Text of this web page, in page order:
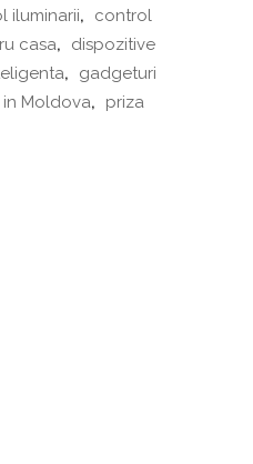
iluminarii,
control
casa,
dispozitive
,
gadgeturi
in Moldova,
priza